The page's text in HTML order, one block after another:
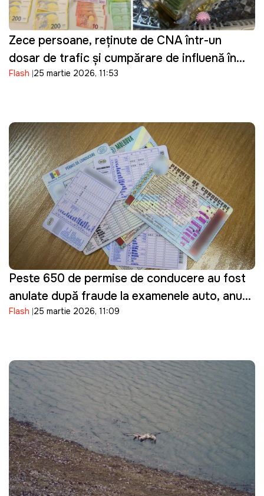
Zece persoane, reținute de CNA într-un
dosar de trafic și cumpărare de influență în
domeniul transportului
Flash 25 martie 2026, 11:53
Peste 650 de permise de conducere au fost
anulate după fraude la examenele auto, anunţă
ASP
Flash 25 martie 2026, 11:09